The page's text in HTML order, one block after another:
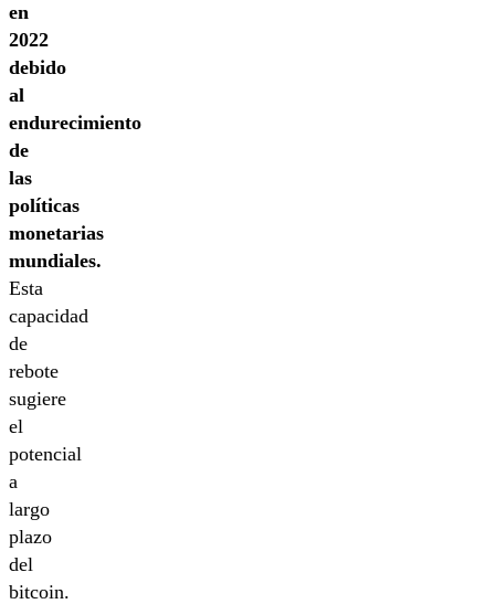
en
2022
debido
al
endurecimiento
de
las
políticas
monetarias
mundiales.
Esta
capacidad
de
rebote
sugiere
el
potencial
a
largo
plazo
del
bitcoin.